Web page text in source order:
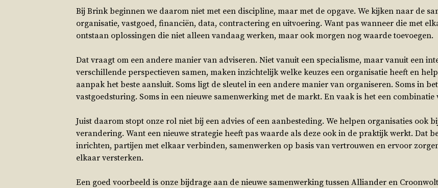
Bij Brink beginnen we daarom niet met een discipline, maar met de opgave. We kijken naar de
organisatie, vastgoed, financiën, data, contractering en uitvoering. Want pas wanneer die met
ontstaan oplossingen die niet alleen vandaag werken, maar ook morgen nog waarde toevoegen.
Dat vraagt om een andere manier van adviseren. Niet vanuit een specialisme, maar vanuit een
verschillende perspectieven samen, maken inzichtelijk welke keuzes een organisatie heeft en
aanpak het beste aansluit. Soms ligt de sleutel in een andere manier van organiseren. Soms in
vastgoedsturing. Soms in een nieuwe samenwerking met de markt. En vaak is het een combinatie
Juist daarom stopt onze rol niet bij een advies of een aanbesteding. We helpen organisaties ook
verandering. Want een nieuwe strategie heeft pas waarde als deze ook in de praktijk werkt. Dat
inrichten, partijen met elkaar verbinden, samenwerken op basis van vertrouwen en ervoor
elkaar versterken.
Een goed voorbeeld is onze bijdrage aan de nieuwe samenwerking tussen Alliander en